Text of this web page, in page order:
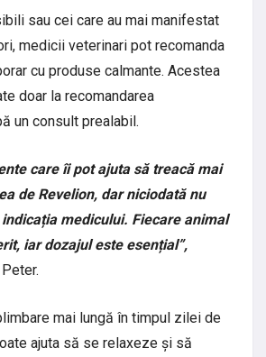
sau cei care au mai manifestat
medicii veterinari pot recomanda
cu produse calmante. Acestea
doar la recomandarea
un consult prealabil.
care îi pot ajuta să treacă mai
de Revelion, dar niciodată nu
medicului. Fiecare animal
iar dozajul este esențial”,
mai lungă în timpul zilei de
ajuta să se relaxeze și să